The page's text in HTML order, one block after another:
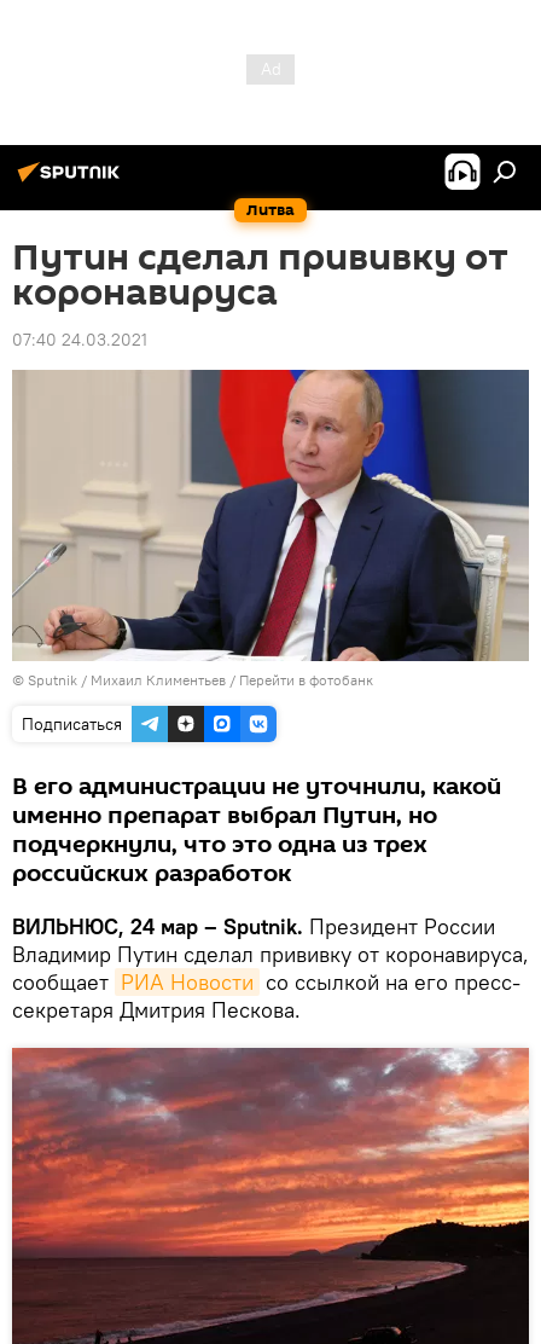
Литва
Путин сделал прививку от
коронавируса
07:40 24.03.2021
© Sputnik / Михаил Климентьев / Перейти в фотобанк
Подписаться
В его администрации не уточнили, какой
именно препарат выбрал Путин, но
подчеркнули, что это одна из трех
российских разработок
ВИЛЬНЮС, 24 мар – Sputnik. Президент России
Владимир Путин сделал прививку от коронавируса,
сообщает РИА Новости со ссылкой на его пресс-
секретаря Дмитрия Пескова.